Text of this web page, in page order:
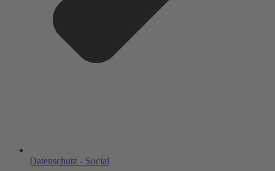
Datenschutz - Social